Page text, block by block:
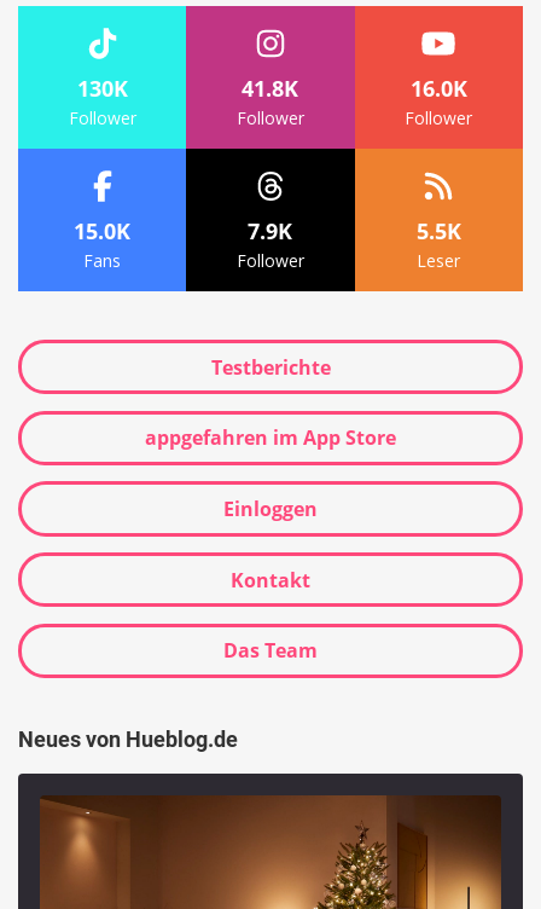
130K
Follower
41.8K
Follower
16.0K
Follower
15.0K
Fans
7.9K
Follower
5.5K
Leser
Testberichte
appgefahren im App Store
Einloggen
Kontakt
Das Team
Neues von Hueblog.de